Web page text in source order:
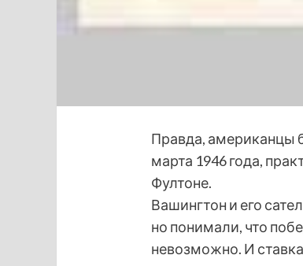
Правда, американцы
марта 1946 года,
Фултоне.
Вашингтон и его
но понимали, что
невозможно. И